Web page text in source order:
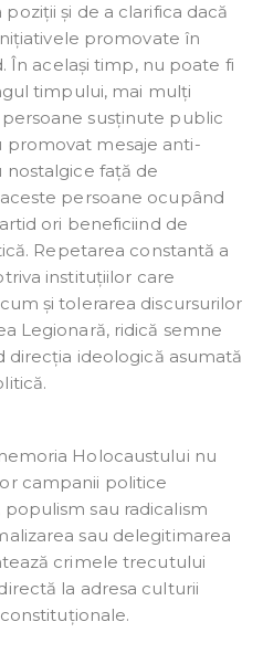
și de a clarifica dacă
promovate în
În același timp, nu poate fi
timpului, mai mulți
susținute public
promovat mesaje anti-
nostalgice față de
persoane ocupând
ori beneficiind de
Repetarea constantă a
instituțiilor care
și tolerarea discursurilor
Legionară, ridică semne
ideologică asumată
Holocaustului nu
campanii politice
sau radicalism
sau delegitimarea
crimele trecutului
la adresa culturii